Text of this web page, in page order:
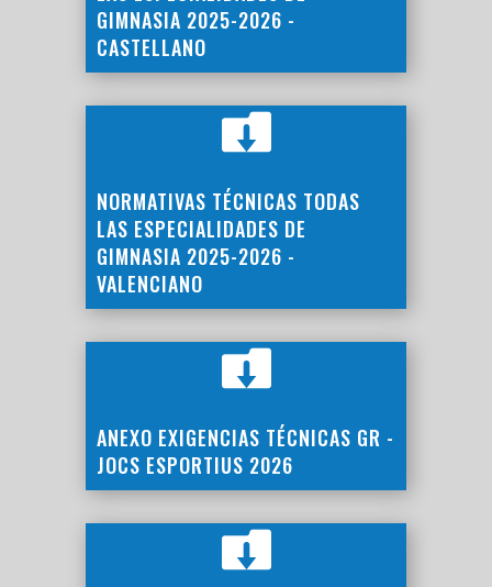
GIMNASIA 2025-2026 -
CASTELLANO

NORMATIVAS TÉCNICAS TODAS
LAS ESPECIALIDADES DE
GIMNASIA 2025-2026 -
VALENCIANO

ANEXO EXIGENCIAS TÉCNICAS GR -
JOCS ESPORTIUS 2026
